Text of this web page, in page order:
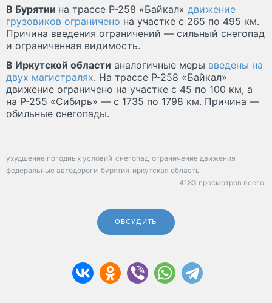
В Бурятии на трассе Р-258 «Байкал» движение
грузовиков ограничено на участке с 265 по 495 км.
Причина введения ограничений — сильный снегопад
и ограниченная видимость.
В Иркутской области аналогичные меры введены на
двух магистралях. На трассе Р-258 «Байкал»
движение ограничено на участке с 45 по 100 км, а
на Р-255 «Сибирь» — с 1735 по 1798 км. Причина —
обильные снегопады.
ухудшение погодных условий снегопад ограничение движения
федеральные автодороги бурятия иркутская область
4183 просмотров всего.
ОБСУДИТЬ